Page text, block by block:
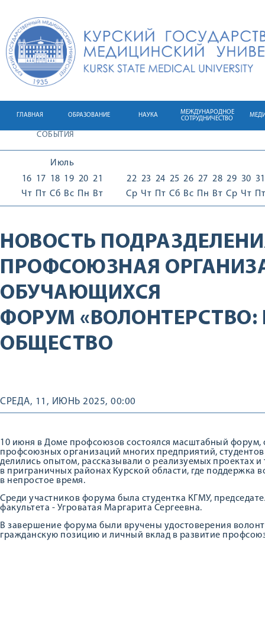
ГЛАВНАЯ ОБРАЗОВАНИЕ НАУКА
МЕЖДУНАРОДНОЕ
СОТРУДНИЧЕСТВО
СОБЫТИЯ
Июль
16
Чт
17
Пт
18
Сб
19
Вс
20
Пн
21
Вт
22
Ср
23
Чт
24
Пт
25
Сб
26
Вс
27
Пн
28
Вт
29
Ср
30
Чт
31
Пт
НОВОСТЬ
ПРОФСОЮЗНАЯ
ОБУЧАЮЩИХСЯ
ФОРУМ
ОБЩЕСТВО
СРЕДА, 11, ИЮНЬ 2025, 00:00
10 июня в Доме профсоюзов состоялся масштабный
профсоюзных организаций многих предприятий,
делились опытом, рассказывали о реализуемых проектах
в приграничных районах Курской области, где поддержка
в непростое время.
Среди участников форума была студентка КГМУ,
факультета - Угроватая Маргарита Сергеевна.
В завершение форума были вручены удостоверения
гражданскую позицию и личный вклад в развитие